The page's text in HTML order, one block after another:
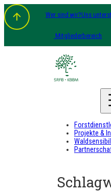
Zum
Inhalt
springen
Wer sind wir?Uns
Mitgliederbereich
Projekte &